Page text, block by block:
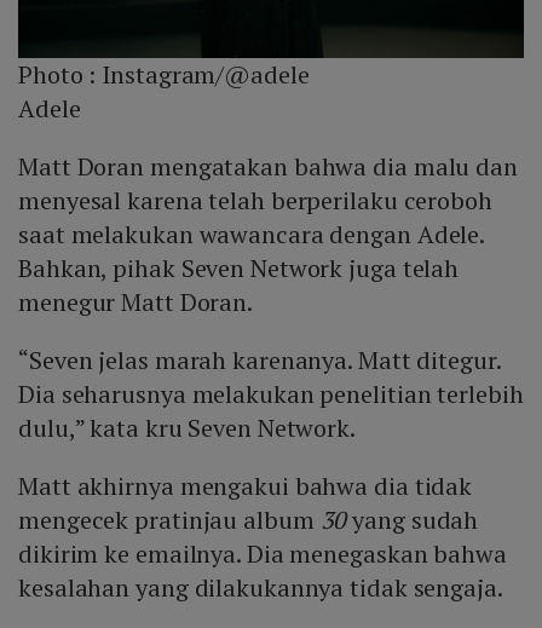
Photo : Instagram/@adele
Adele
Matt Doran mengatakan bahwa dia malu dan
menyesal karena telah berperilaku ceroboh
saat melakukan wawancara dengan Adele.
Bahkan, pihak Seven Network juga telah
menegur Matt Doran.
“Seven jelas marah karenanya. Matt ditegur.
Dia seharusnya melakukan penelitian terlebih
dulu,” kata kru Seven Network.
Matt akhirnya mengakui bahwa dia tidak
mengecek pratinjau album 30yang sudah
dikirim ke emailnya. Dia menegaskan bahwa
kesalahan yang dilakukannya tidak sengaja.